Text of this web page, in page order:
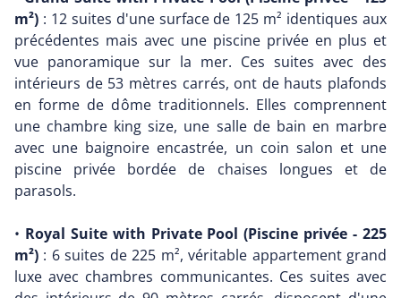
m²) : 12 suites d'une surface de 125 m² identiques aux
précédentes mais avec une piscine privée en plus et
vue panoramique sur la mer. Ces suites avec des
intérieurs de 53 mètres carrés, ont de hauts plafonds
en forme de dôme traditionnels. Elles comprennent
une chambre king size, une salle de bain en marbre
avec une baignoire encastrée, un coin salon et une
piscine privée bordée de chaises longues et de
parasols.
• Royal Suite with Private Pool (Piscine privée - 225
m²) : 6 suites de 225 m², véritable appartement grand
luxe avec chambres communicantes. Ces suites avec